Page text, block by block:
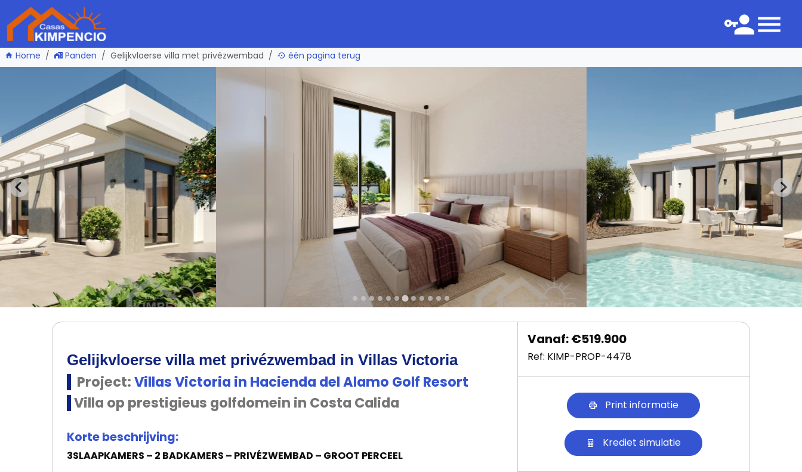
Home Panden Gelijkvloerse villa met privézwembad één pagina terug
Gelijkvloerse villa met privézwembad in Villas Victoria
Project:Villas Victoria in Hacienda del Alamo Golf Resort
Villa op prestigieus golfdomein in Costa Calida
Korte beschrijving:
3SLAAPKAMERS – 2 BADKAMERS – PRIVÉZWEMBAD – GROOT PERCEEL
Vanaf: €519.900
Ref: KIMP-PROP-4478
Print informatie
Krediet simulatie